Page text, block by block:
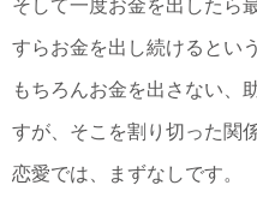
そして一度お金を出したら
すらお金を出し続けるとい
もちろんお金を出さない、
すが、そこを割り切った関
恋愛では、まずなしです。